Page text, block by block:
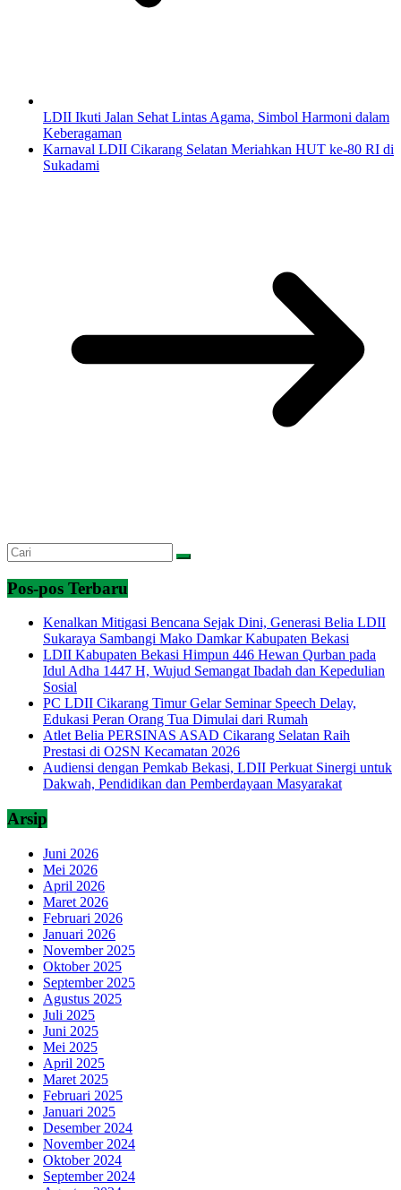
LDII Ikuti Jalan Sehat Lintas Agama, Simbol Harmoni dalam
Keberagaman
Karnaval LDII Cikarang Selatan Meriahkan HUT ke-80 RI di
Sukadami
Pos-pos Terbaru
Kenalkan Mitigasi Bencana Sejak Dini, Generasi Belia LDII
Sukaraya Sambangi Mako Damkar Kabupaten Bekasi
LDII Kabupaten Bekasi Himpun 446 Hewan Qurban pada
Idul Adha 1447 H, Wujud Semangat Ibadah dan Kepedulian
Sosial
PC LDII Cikarang Timur Gelar Seminar Speech Delay,
Edukasi Peran Orang Tua Dimulai dari Rumah
Atlet Belia PERSINAS ASAD Cikarang Selatan Raih
Prestasi di O2SN Kecamatan 2026
Audiensi dengan Pemkab Bekasi, LDII Perkuat Sinergi untuk
Dakwah, Pendidikan dan Pemberdayaan Masyarakat
Arsip
Juni 2026
Mei 2026
April 2026
Maret 2026
Februari 2026
Januari 2026
November 2025
Oktober 2025
September 2025
Agustus 2025
Juli 2025
Juni 2025
Mei 2025
April 2025
Maret 2025
Februari 2025
Januari 2025
Desember 2024
November 2024
Oktober 2024
September 2024